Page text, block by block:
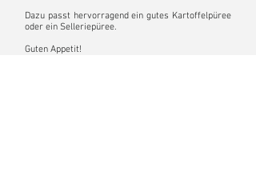
Dazu passt hervorragend ein gutes Kartoffelpüree
oder ein Selleriepüree.
Guten Appetit!